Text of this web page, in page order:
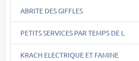
ABRITE DES GIFFLES
PETITS SERVICES PAR TEMPS DE L
KRACH ELECTRIQUE ET FAMINE